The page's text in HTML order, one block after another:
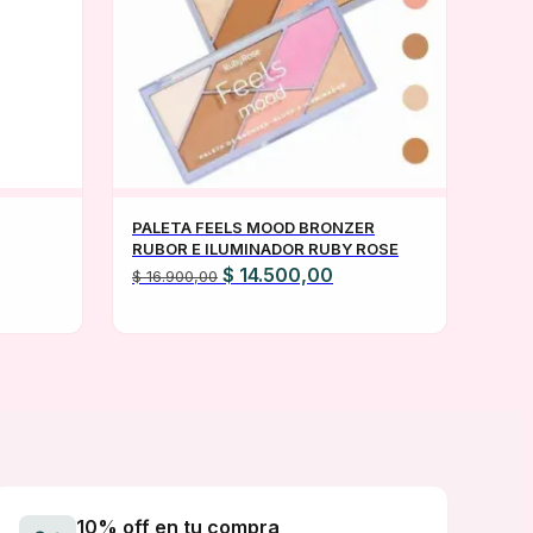
PALETA FEELS MOOD BRONZER
RUBOR E ILUMINADOR RUBY ROSE
$16.900,00 El
original
$ 14.500,00
actual
10% off en tu compra